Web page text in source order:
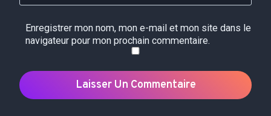
Enregistrer mon nom, mon e-mail et mon site dans le
navigateur pour mon prochain commentaire.